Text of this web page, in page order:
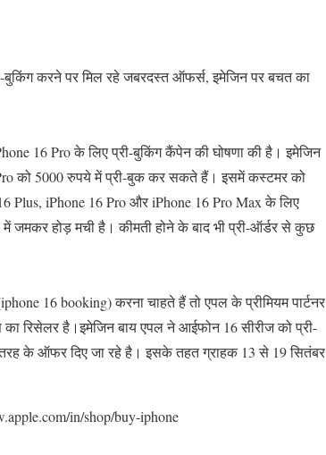
बुकिंग करने पर मिल रहे जबरदस्त ऑफर्स, इमेजिन पर बचत का
16 Pro के लिए प्री-बुकिंग कैंपेन की घोषणा की है। इमेजिन
को 5000 रुपये में प्री-बुक कर सकते हैं। इसमें कस्टमर को
Plus, iPhone 16 Pro और iPhone 16 Pro Max के लिए
जमकर होड़ मची है। कीमती होने के बाद भी प्री-ऑर्डर से कुछ
16 booking) करना चाहते हैं तो एपल के प्रीमियम पार्टनर
रिसेलर है।इमेजिन बाय एपल ने आईफोन 16 सीरीज को प्री-
के ऑफर दिए जा रहे है। इसके तहत ग्राहक 13 से 19 सितंबर
in/shop/buy-iphone